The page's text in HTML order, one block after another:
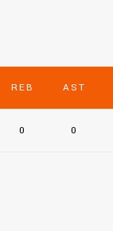
REB AST
0 0